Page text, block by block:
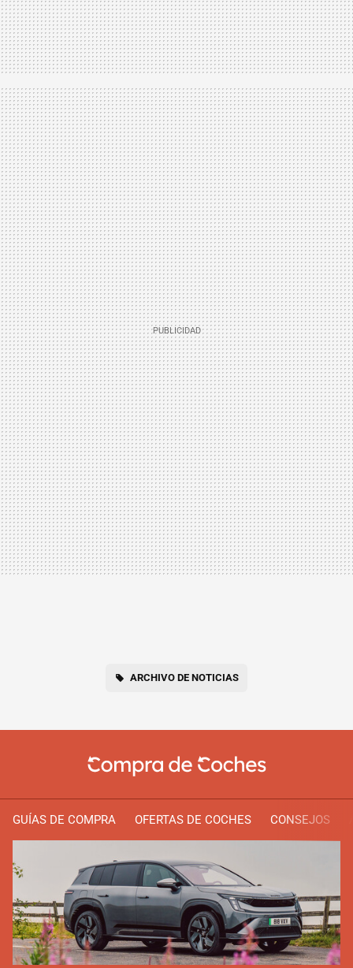
ARCHIVO DE NOTICIAS
GUÍAS DE COMPRA OFERTAS DE COCHES CONSEJOS